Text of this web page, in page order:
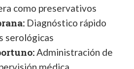
como preservativos
Diagnóstico rápido
serológicas
Administración de